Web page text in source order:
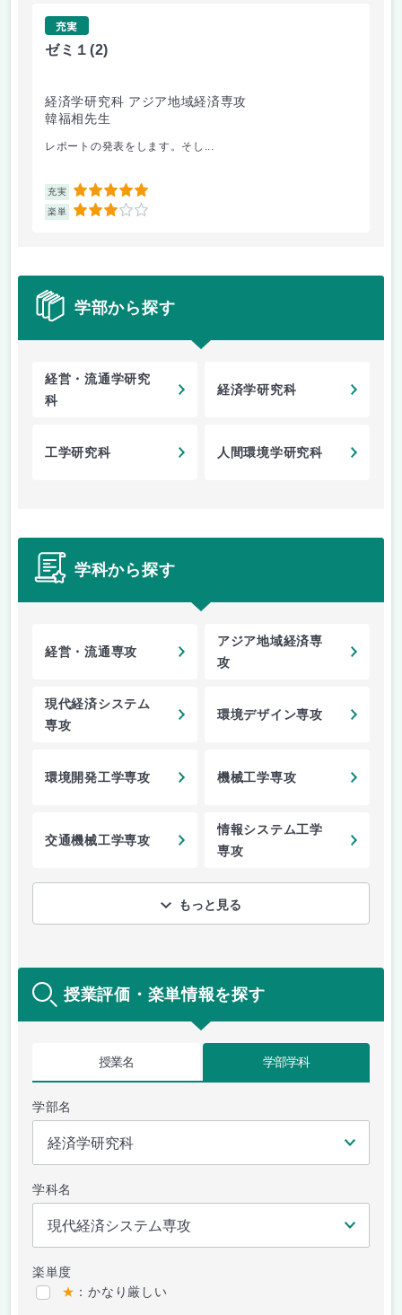
充実
ゼミ１(2)
経済学研究科 アジア地域経済専攻
韓福相先生
レポートの発表をします。そし...
充実 5
楽単 3
学部から探す
経営・流通学研究
科
経済学研究科
工学研究科 人間環境学研究科
学科から探す
経営・流通専攻
アジア地域経済専
攻
現代経済システム
専攻
環境デザイン専攻
環境開発工学専攻 機械工学専攻
交通機械工学専攻
情報システム工学
専攻
もっと見る
授業評価・楽単情報を探す
授業名 学部学科
学部名
学科名
楽単度
★ ：かなり厳しい